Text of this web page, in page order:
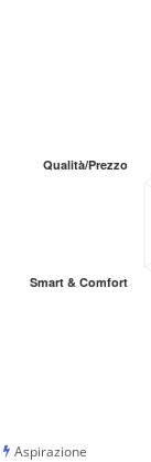
Aspirazione